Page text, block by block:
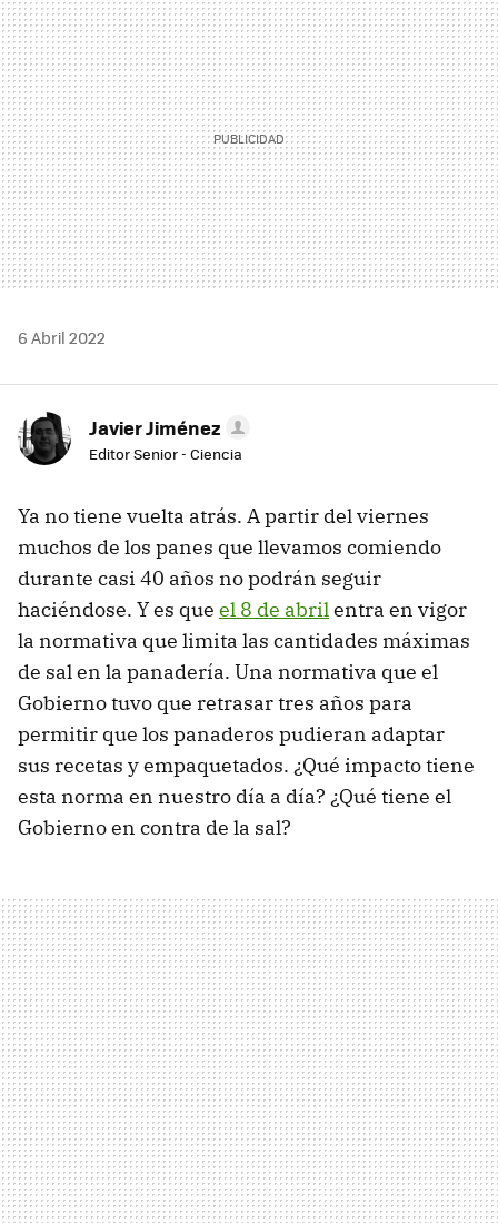
MAIL
6 Abril 2022
Javier Jiménez
Editor Senior - Ciencia
Ya no tiene vuelta atrás. A partir del viernes
muchos de los panes que llevamos comiendo
durante casi 40 años no podrán seguir
haciéndose. Y es que el 8 de abrilentra en vigor
la normativa que limita las cantidades máximas
de sal en la panadería. Una normativa que el
Gobierno tuvo que retrasar tres años para
permitir que los panaderos pudieran adaptar
sus recetas y empaquetados. ¿Qué impacto tiene
esta norma en nuestro día a día? ¿Qué tiene el
Gobierno en contra de la sal?